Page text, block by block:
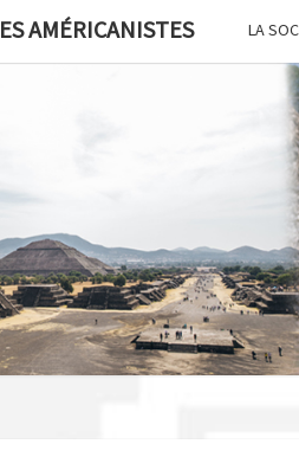
AMÉRICANISTES LA